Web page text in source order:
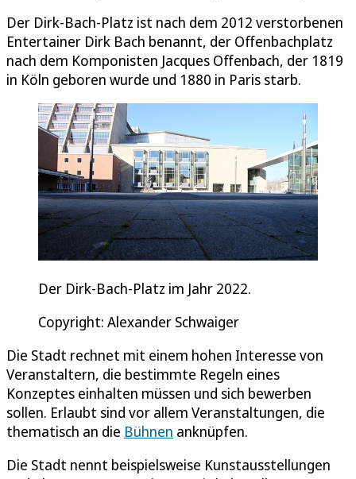
Der Dirk-Bach-Platz ist nach dem 2012 verstorbenen
Entertainer Dirk Bach benannt, der Offenbachplatz
nach dem Komponisten Jacques Offenbach, der 1819
in Köln geboren wurde und 1880 in Paris starb.
Der Dirk-Bach-Platz im Jahr 2022.
Copyright: Alexander Schwaiger
Die Stadt rechnet mit einem hohen Interesse von
Veranstaltern, die bestimmte Regeln eines
Konzeptes einhalten müssen und sich bewerben
sollen. Erlaubt sind vor allem Veranstaltungen, die
thematisch an die Bühnen anknüpfen.
Die Stadt nennt beispielsweise Kunstausstellungen